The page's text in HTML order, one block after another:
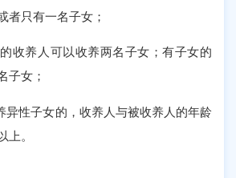
只有一名子女；
养人可以收养两名子女；有子女的
子女；
性子女的，收养人与被收养人的年龄
上。